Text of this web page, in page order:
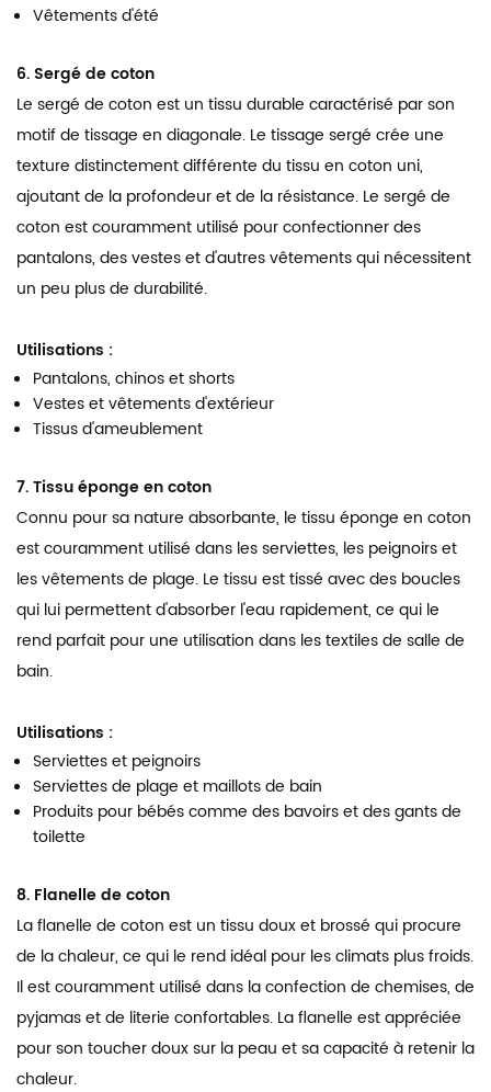
Vêtements d'été
6. Sergé de coton
Le sergé de coton est un tissu durable caractérisé par son
motif de tissage en diagonale. Le tissage sergé crée une
texture distinctement différente du tissu en coton uni,
ajoutant de la profondeur et de la résistance. Le sergé de
coton est couramment utilisé pour confectionner des
pantalons, des vestes et d'autres vêtements qui nécessitent
un peu plus de durabilité.
Utilisations :
Pantalons, chinos et shorts
Vestes et vêtements d'extérieur
Tissus d'ameublement
7. Tissu éponge en coton
Connu pour sa nature absorbante, le tissu éponge en coton
est couramment utilisé dans les serviettes, les peignoirs et
les vêtements de plage. Le tissu est tissé avec des boucles
qui lui permettent d'absorber l'eau rapidement, ce qui le
rend parfait pour une utilisation dans les textiles de salle de
bain.
Utilisations :
Serviettes et peignoirs
Serviettes de plage et maillots de bain
Produits pour bébés comme des bavoirs et des gants de
toilette
8. Flanelle de coton
La flanelle de coton est un tissu doux et brossé qui procure
de la chaleur, ce qui le rend idéal pour les climats plus froids.
Il est couramment utilisé dans la confection de chemises, de
pyjamas et de literie confortables. La flanelle est appréciée
pour son toucher doux sur la peau et sa capacité à retenir la
chaleur.